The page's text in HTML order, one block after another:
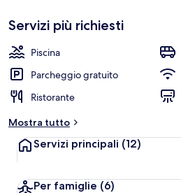
Servizi più richiesti
Piscina
Parcheggio gratuito
Ristorante
Mostra tutto
Servizi principali (12)
Per famiglie (6)